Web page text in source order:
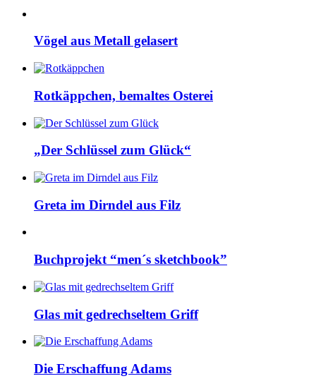
Vögel aus Metall gelasert
Rotkäppchen, bemaltes Osterei
„Der Schlüssel zum Glück“
Greta im Dirndel aus Filz
Buchprojekt “men´s sketchbook”
Glas mit gedrechseltem Griff
Die Erschaffung Adams